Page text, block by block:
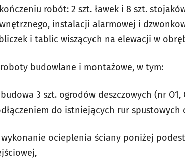
robót: 2 szt. ławek i 8 szt.
instalacji alarmowej i
i tablic wiszących na elewacji w
budowlane i montażowe, w tym:
3 szt. ogrodów deszczowych (nr
do istniejących rur
ocieplenia ściany poniżej